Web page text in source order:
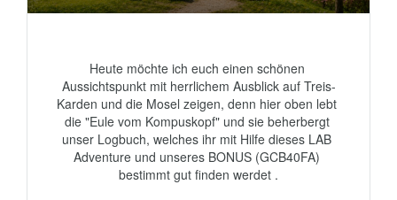
Heute möchte ich euch einen schönen
Aussichtspunkt mit herrlichem Ausblick auf Treis-
Karden und die Mosel zeigen, denn hier oben lebt
die "Eule vom Kompuskopf" und sie beherbergt
unser Logbuch, welches ihr mit Hilfe dieses LAB
Adventure und unseres BONUS (GCB40FA)
bestimmt gut finden werdet .